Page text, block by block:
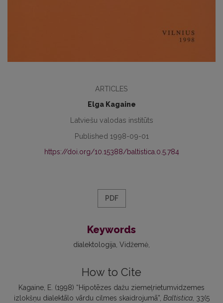
ARTICLES
Elga Kagaine
Latviešu valodas institūts
Published 1998-09-01
https://doi.org/10.15388/baltistica.0.5.784
PDF
Keywords
dialektologija Vidžemė
How to Cite
Kagaine, E. (1998) “Hipotēzes dažu ziemeļrietumvidzemes
izlokšņu dialektālo vārdu cilmes skaidrojumā”, Baltistica, 33(5